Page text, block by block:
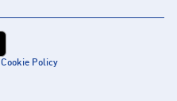
Cookie Policy